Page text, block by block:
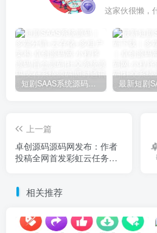
这家伙很懒，
上一篇
卓创源码源码网发布：作者
投稿全网首发彩虹云任务秒
线程架构
相关推荐